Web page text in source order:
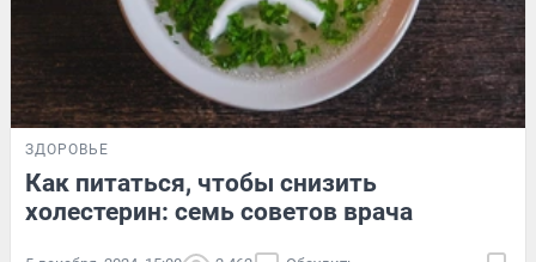
ЗДОРОВЬЕ
Как питаться, чтобы снизить
холестерин: семь советов врача